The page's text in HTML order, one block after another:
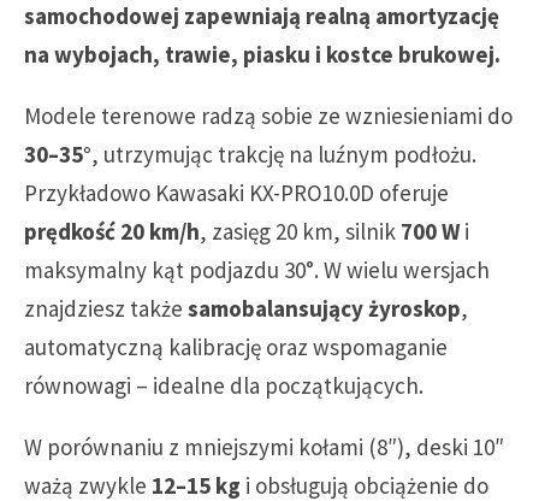
samochodowej zapewniają realną amortyzację
na wybojach, trawie, piasku i kostce brukowej.
Modele terenowe radzą sobie ze wzniesieniami do
30–35°, utrzymując trakcję na luźnym podłożu.
Przykładowo Kawasaki KX-PRO10.0D oferuje
prędkość 20 km/h, zasięg 20 km, silnik 700 W i
maksymalny kąt podjazdu 30°. W wielu wersjach
znajdziesz także samobalansujący żyroskop,
automatyczną kalibrację oraz wspomaganie
równowagi – idealne dla początkujących.
W porównaniu z mniejszymi kołami (8″), deski 10″
ważą zwykle 12–15 kg i obsługują obciążenie do